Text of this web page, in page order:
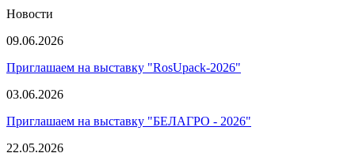
Новости
09.06.2026
Приглашаем на выставку "RosUpack-2026"
03.06.2026
Приглашаем на выставку "БЕЛАГРО - 2026"
22.05.2026